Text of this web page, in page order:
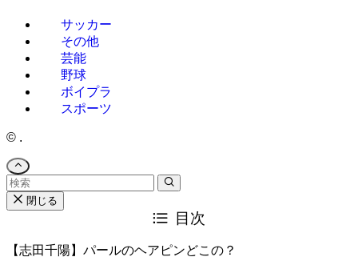
サッカー
その他
芸能
野球
ボイプラ
スポーツ
© .
閉じる
目次
【志田千陽】パールのヘアピンどこの？